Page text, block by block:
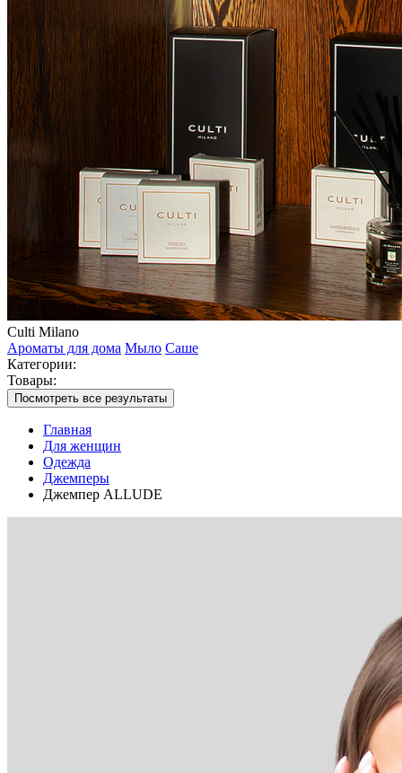
Culti Milano
Ароматы для дома Мыло Саше
Категории:
Товары:
Посмотреть все результаты
Главная
Для женщин
Одежда
Джемперы
Джемпер ALLUDE